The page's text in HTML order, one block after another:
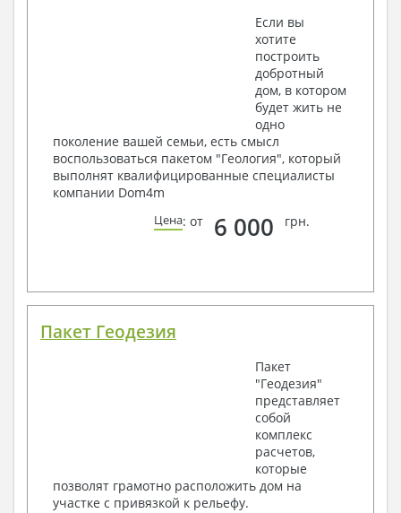
Если вы
хотите
построить
добротный
дом, в котором
будет жить не
одно
поколение вашей семьи, есть смысл
воспользоваться пакетом "Геология", который
выполнят квалифицированные специалисты
компании Dom4m
Цена: от 6 000 грн.
Пакет Геодезия
Пакет
"Геодезия"
представляет
собой
комплекс
расчетов,
которые
позволят грамотно расположить дом на
участке с привязкой к рельефу.